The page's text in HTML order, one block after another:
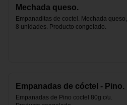
Mechada queso.
Empanaditas de coctel. Mechada queso,
8 unidades. Producto congelado.
Empanadas de cóctel - Pino.
Empanadas de Pino coctel 80g c/u.